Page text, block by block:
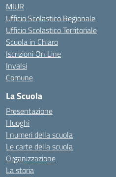
MIUR
Ufficio Scolastico Regionale
Ufficio Scolastico Territoriale
Scuola in Chiaro
Iscrizioni On Line
Invalsi
Comune
La Scuola
Presentazione
I luoghi
I numeri della scuola
Le carte della scuola
Organizzazione
La storia